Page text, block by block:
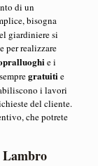
di un
bisogna
giardiniere si
per realizzare
e i
gratuitie
i lavori
del cliente.
che potrete
Lambro